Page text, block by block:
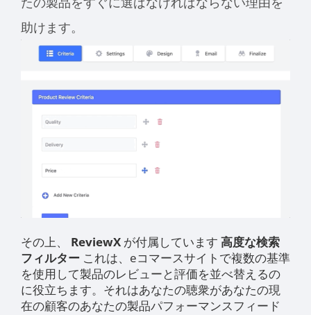
助けます。
その上、 ReviewX が付属しています 高度な検索
フィルター これは、eコマースサイトで複数の基準
を使用して製品のレビューと評価を並べ替えるの
に役立ちます。それはあなたの聴衆があなたの現
在の顧客のあなたの製品パフォーマンスフィード